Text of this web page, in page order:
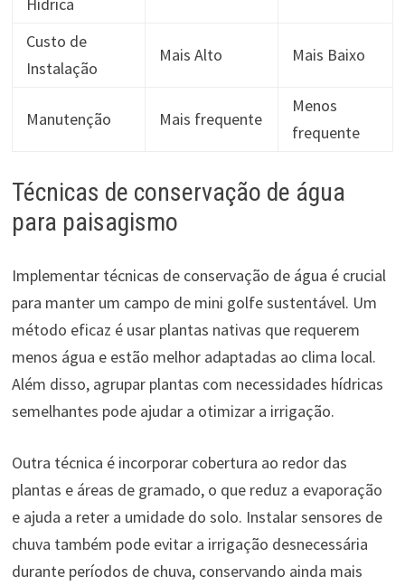
Custo de
Instalação
Mais Alto Mais Baixo
Manutenção Mais frequente
Menos
frequente
Técnicas de conservação de água
para paisagismo
Implementar técnicas de conservação de água é crucial
para manter um campo de mini golfe sustentável. Um
método eficaz é usar plantas nativas que requerem
menos água e estão melhor adaptadas ao clima local.
Além disso, agrupar plantas com necessidades hídricas
semelhantes pode ajudar a otimizar a irrigação.
Outra técnica é incorporar cobertura ao redor das
plantas e áreas de gramado, o que reduz a evaporação
e ajuda a reter a umidade do solo. Instalar sensores de
chuva também pode evitar a irrigação desnecessária
durante períodos de chuva, conservando ainda mais